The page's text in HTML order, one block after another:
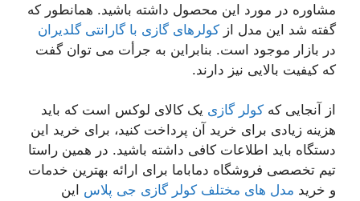
مشاوره در مورد این محصول داشته باشید. همانطور که
گفته شد این مدل از کولرهای گازی با گارانتی گلدیران
در بازار موجود است. بنابراین به جرأت می توان گفت
که کیفیت بالایی نیز دارند.
از آنجایی که کولر گازی یک کالای لوکس است که باید
هزینه زیادی برای خرید آن پرداخت کنید، برای خرید این
دستگاه باید اطلاعات کافی داشته باشید. در همین راستا
تیم تخصصی فروشگاه دماباما برای ارائه بهترین خدمات
و خرید مدل های مختلف کولر گازی جی پلاس این